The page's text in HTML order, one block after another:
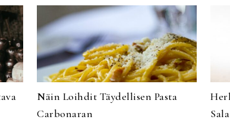
Näin Loihdit Täydellisen Pasta
Carbonaran